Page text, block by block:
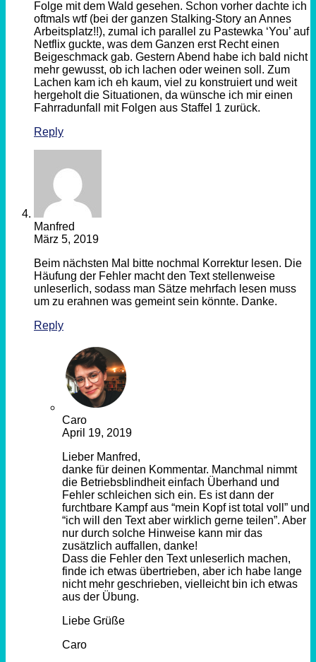
Folge mit dem Wald gesehen. Schon vorher dachte ich
oftmals wtf (bei der ganzen Stalking-Story an Annes
Arbeitsplatz!!), zumal ich parallel zu Pastewka ‘You’ auf
Netflix guckte, was dem Ganzen erst Recht einen
Beigeschmack gab. Gestern Abend habe ich bald nicht
mehr gewusst, ob ich lachen oder weinen soll. Zum
Lachen kam ich eh kaum, viel zu konstruiert und weit
hergeholt die Situationen, da wünsche ich mir einen
Fahrradunfall mit Folgen aus Staffel 1 zurück.
Reply
Manfred
März 5, 2019
Beim nächsten Mal bitte nochmal Korrektur lesen. Die
Häufung der Fehler macht den Text stellenweise
unleserlich, sodass man Sätze mehrfach lesen muss
um zu erahnen was gemeint sein könnte. Danke.
Reply
Caro
April 19, 2019
Lieber Manfred,
danke für deinen Kommentar. Manchmal nimmt
die Betriebsblindheit einfach Überhand und
Fehler schleichen sich ein. Es ist dann der
furchtbare Kampf aus “mein Kopf ist total voll” und
“ich will den Text aber wirklich gerne teilen”. Aber
nur durch solche Hinweise kann mir das
zusätzlich auffallen, danke!
Dass die Fehler den Text unleserlich machen,
finde ich etwas übertrieben, aber ich habe lange
nicht mehr geschrieben, vielleicht bin ich etwas
aus der Übung.
Liebe Grüße
Caro